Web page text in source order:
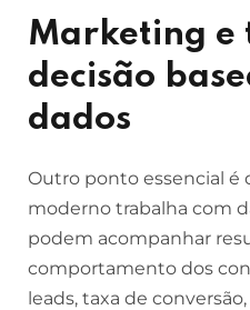
Marketing e
decisão
dados
Outro ponto essencial é
moderno trabalha com
podem acompanhar
comportamento dos
leads, taxa de